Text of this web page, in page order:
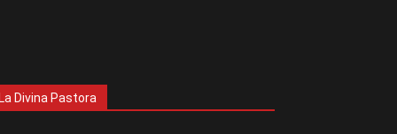
La Divina Pastora